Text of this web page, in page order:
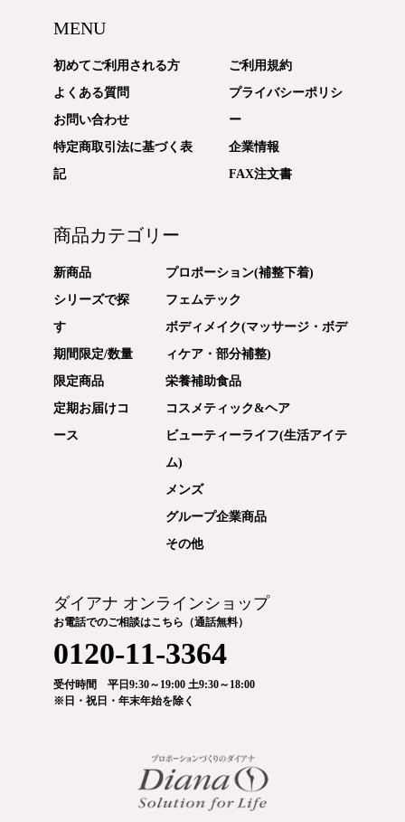
MENU
初めてご利用される方
よくある質問
お問い合わせ
特定商取引法に基づく表
記
ご利用規約
プライバシーポリシ
ー
企業情報
FAX注文書
商品カテゴリー
新商品
シリーズで探
す
期間限定/数量
限定商品
定期お届けコ
ース
プロポーション(補整下着)
フェムテック
ボディメイク(マッサージ・ボデ
ィケア・部分補整)
栄養補助食品
コスメティック&ヘア
ビューティーライフ(生活アイテ
ム)
メンズ
グループ企業商品
その他
ダイアナ オンラインショップ
お電話でのご相談はこちら（通話無料）
0120-11-3364
受付時間 平日9:30～19:00 土9:30～18:00
※日・祝日・年末年始を除く